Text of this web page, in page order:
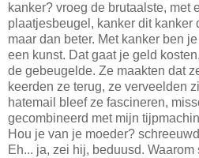
kanker? vroeg de brutaalste, met
plaatjesbeugel, kanker dit kanker
maar dan beter. Met kanker ben
een kunst. Dat gaat je geld
de gebeugelde. Ze maakten dat
keerden ze terug, ze verveelden
hatemail bleef ze fascineren,
gecombineerd met mijn
Hou je van je moeder?
Eh... ja, zei hij, beduusd.